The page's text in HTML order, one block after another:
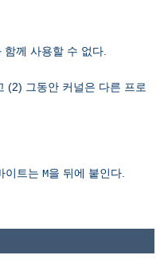
함께 사용할 수 없다.
(2) 그동안 커널은 다른 프로
이트는 M을 뒤에 붙인다.